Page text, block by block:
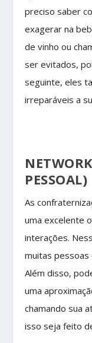
preciso saber
exagerar na
de vinho ou
ser evitados,
seguinte, eles
irreparáveis a
PESSOAL)
As
uma excelente
interações.
muitas
Além disso,
uma
chamando sua
isso seja feito